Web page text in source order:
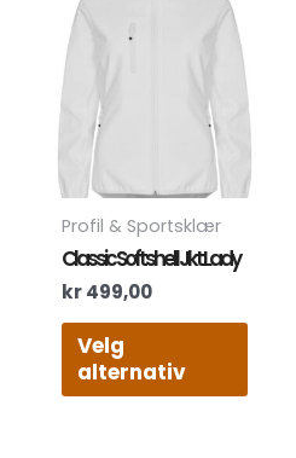
varianter.
Alternativene
produktsidenProfil & Sportsklær
Classic Softshell Jkt Lady
kr499,00
Velg
alternativ
på